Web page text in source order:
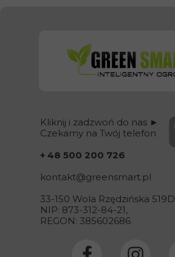
Kliknij i zadzwoń do nas ►
Czekamy na Twój telefon
+ 48 500 200 726
kontakt@greensmart.pl
33-150 Wola Rzędzińska 519D
NIP: 873-312-84-21,
REGON: 385602686